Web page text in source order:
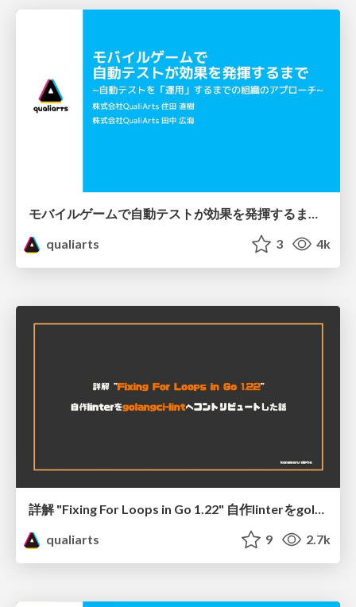
モバイルゲームで自動テストが効果を発揮するまで ~自動テストを「運用」するまでの組織のアプローチ~
qualiarts
3 4k
詳解 "Fixing For Loops in Go 1.22" 自作linterをgolangci-lintへコントリビュートした話
qualiarts
9 2.7k